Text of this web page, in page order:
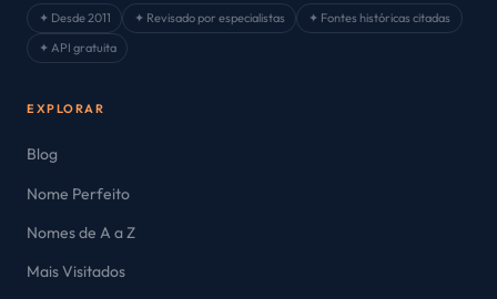
✦ Desde 2011 ✦ Revisado por especialistas
✦ Fontes históricas citadas
✦ API gratuita
EXPLORAR
Blog
Nome Perfeito
Nomes de A a Z
Mais Visitados